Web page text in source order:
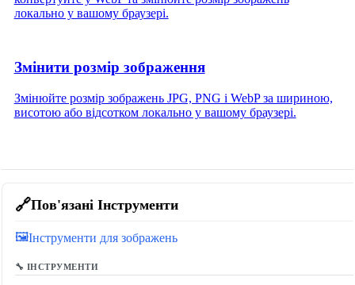
🔗Пов'язані Інструменти
🖼️Інструменти для зображень
🔧 ІНСТРУМЕНТИ
локально у вашому браузері.
Змінити розмір зображення
Змінюйте розмір зображень JPG, PNG і WebP за шириною,
висотою або відсотком локально у вашому браузері.